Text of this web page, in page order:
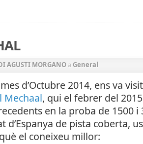
AGUSTI MORGANO a General
d’Octubre 2014, ens va
Mechaal, qui el febrer del
en la proba de 1500 i
d’Espanya de pista coberta,
el coneixeu millor: